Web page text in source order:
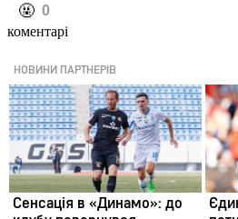
️🤬 0
коментарі